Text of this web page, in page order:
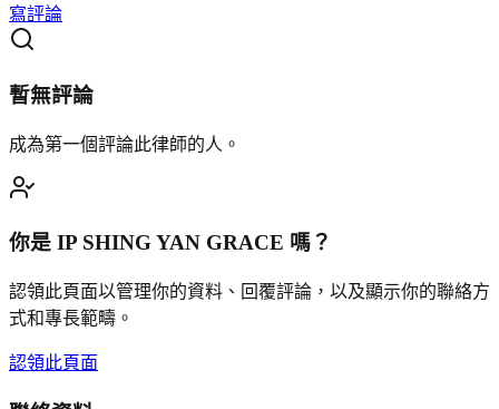
寫評論
暫無評論
成為第一個評論此律師的人。
你是 IP SHING YAN GRACE 嗎？
認領此頁面以管理你的資料、回覆評論，以及顯示你的聯絡方
式和專長範疇。
認領此頁面